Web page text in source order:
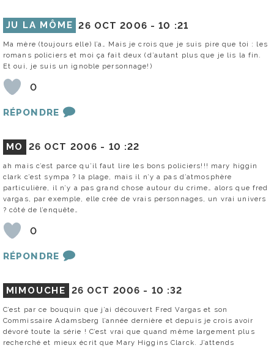
JU LA MÔME 26 OCT 2006 -10 :21
Ma mère (toujours elle) l’a… Mais je crois que je suis pire que toi : les
romans policiers et moi ça fait deux (d’autant plus que je lis la fin.
Et oui, je suis un ignoble personnage!)
0
RÉPONDRE
MO 26 OCT 2006 - 10 :22
ah mais c’est parce qu’il faut lire les bons policiers!!! mary higgin
clark c’est sympa ? la plage, mais il n’y a pas d’atmosphère
particulière, il n’y a pas grand chose autour du crime… alors que fred
vargas, par exemple, elle crée de vrais personnages, un vrai univers
? côté de l’enquête…
0
RÉPONDRE
MIMOUCHE 26 OCT 2006 - 10 :32
C’est par ce bouquin que j’ai découvert Fred Vargas et son
Commissaire Adamsberg l’année dernière et depuis je crois avoir
dévoré toute la série ! C’est vrai que quand même largement plus
recherché et mieux écrit que Mary Higgins Clarck. J’attends